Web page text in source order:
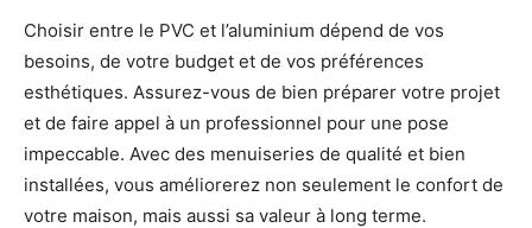
Choisir entre le PVC et l’aluminium dépend de vos
besoins, de votre budget et de vos préférences
esthétiques. Assurez-vous de bien préparer votre projet
et de faire appel à un professionnel pour une pose
impeccable. Avec des menuiseries de qualité et bien
installées, vous améliorerez non seulement le confort de
votre maison, mais aussi sa valeur à long terme.